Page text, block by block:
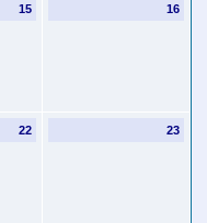
15 16
22 23